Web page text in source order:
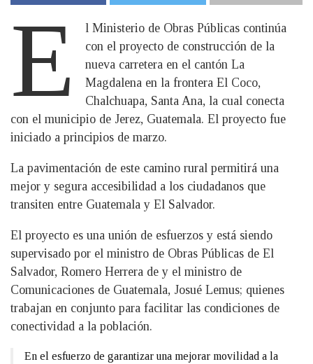
E
l Ministerio de Obras Públicas continúa
con el proyecto de construcción de la
nueva carretera en el cantón La
Magdalena en la frontera El Coco,
Chalchuapa, Santa Ana, la cual conecta
con el municipio de Jerez, Guatemala. El proyecto fue
iniciado a principios de marzo.
La pavimentación de este camino rural permitirá una
mejor y segura accesibilidad a los ciudadanos que
transiten entre Guatemala y El Salvador.
El proyecto es una unión de esfuerzos y está siendo
supervisado por el ministro de Obras Públicas de El
Salvador, Romero Herrera de y el ministro de
Comunicaciones de Guatemala, Josué Lemus; quienes
trabajan en conjunto para facilitar las condiciones de
conectividad a la población.
En el esfuerzo de garantizar una mejorar movilidad a la